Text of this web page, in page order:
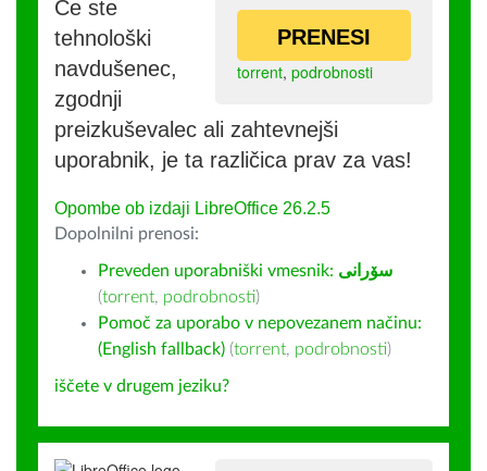
PRENESI
torrent, podrobnosti
Če ste
tehnološki
navdušenec,
zgodnji
preizkuševalec ali zahtevnejši
uporabnik, je ta različica prav za vas!
Opombe ob izdaji LibreOffice 26.2.5
Dopolnilni prenosi:
Preveden uporabniški vmesnik: سۆرانی
(torrent, podrobnosti)
Pomoč za uporabo v nepovezanem načinu:
(English fallback) (torrent, podrobnosti)
iščete v drugem jeziku?